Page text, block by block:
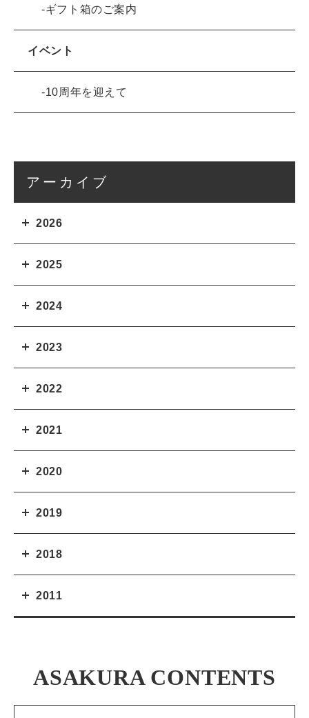
ギフト箱のご案内
イベント
10周年を迎えて
アーカイブ
2026
2025
2024
2023
2022
2021
2020
2019
2018
2011
ASAKURA CONTENTS